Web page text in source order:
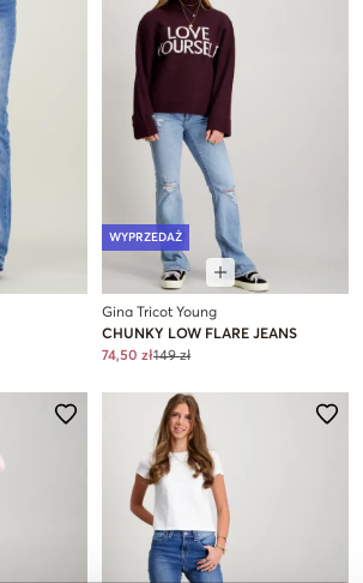
WYPRZEDAŻ
Gina Tricot Young
CHUNKY LOW FLARE JEANS
74,50 zł149 zł